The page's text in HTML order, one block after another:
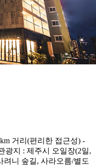
거리(편리한 접근성) -
광지 : 제주시 오일장(2일,
려니 숲길, 사라오름/별도